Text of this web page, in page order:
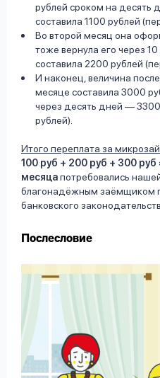
рублей сроком на десять
составила 1100 рублей
Во второй месяц она
тоже вернула его через
составила 2200 рублей
И наконец, величина
месяце составила 3000
через десять дней —
рублей).
Итого переплата за
100 руб + 200 руб + 300
месяцапотребовались
благонадёжным заёмщиком
банковского
Послесловие